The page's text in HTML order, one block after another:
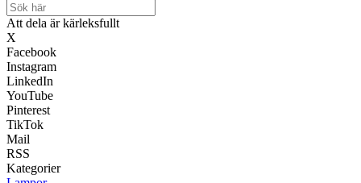
Att dela är kärleksfullt
X
Facebook
Instagram
LinkedIn
YouTube
Pinterest
TikTok
Mail
RSS
Kategorier